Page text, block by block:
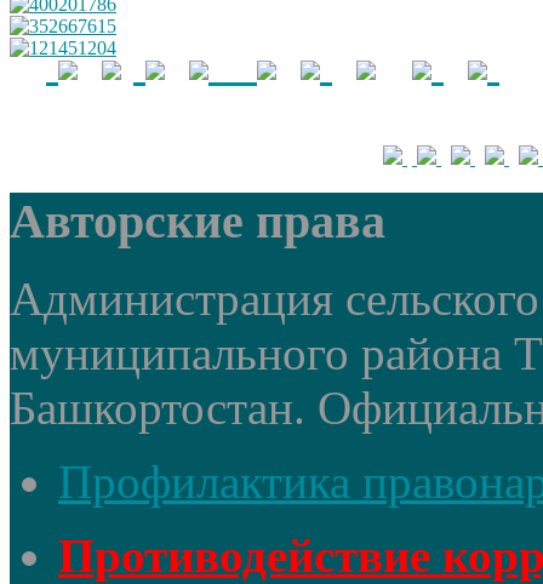
Авторские права
Администрация
муниципального района
Башкортостан.
Профилактика
Противодействие